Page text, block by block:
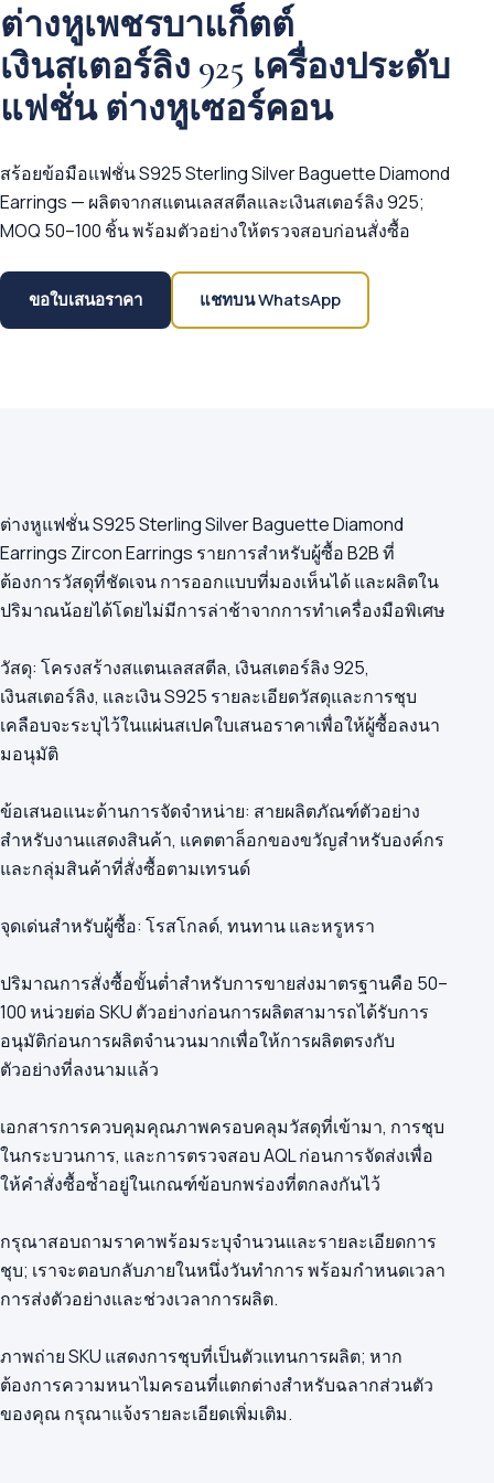
ต่างหูเพชรบาแก็ตต์
เงินสเตอร์ลิง 925 เครื่องประดับ
แฟชั่น ต่างหูเซอร์คอน
สร้อยข้อมือแฟชั่น S925 Sterling Silver Baguette Diamond
Earrings — ผลิตจากสแตนเลสสตีลและเงินสเตอร์ลิง 925;
MOQ 50–100 ชิ้น พร้อมตัวอย่างให้ตรวจสอบก่อนสั่งซื้อ
ขอใบเสนอราคา แชทบน WhatsApp
ต่างหูแฟชั่น S925 Sterling Silver Baguette Diamond
Earrings Zircon Earrings รายการสำหรับผู้ซื้อ B2B ที่
ต้องการวัสดุที่ชัดเจน การออกแบบที่มองเห็นได้ และผลิตใน
ปริมาณน้อยได้โดยไม่มีการล่าช้าจากการทำเครื่องมือพิเศษ
วัสดุ: โครงสร้างสแตนเลสสตีล, เงินสเตอร์ลิง 925,
เงินสเตอร์ลิง, และเงิน S925 รายละเอียดวัสดุและการชุบ
เคลือบจะระบุไว้ในแผ่นสเปคใบเสนอราคาเพื่อให้ผู้ซื้อลงนา
มอนุมัติ
ข้อเสนอแนะด้านการจัดจำหน่าย: สายผลิตภัณฑ์ตัวอย่าง
สำหรับงานแสดงสินค้า, แคตตาล็อกของขวัญสำหรับองค์กร
และกลุ่มสินค้าที่สั่งซื้อตามเทรนด์
จุดเด่นสำหรับผู้ซื้อ: โรสโกลด์, ทนทาน และหรูหรา
ปริมาณการสั่งซื้อขั้นต่ำสำหรับการขายส่งมาตรฐานคือ 50–
100 หน่วยต่อ SKU ตัวอย่างก่อนการผลิตสามารถได้รับการ
อนุมัติก่อนการผลิตจำนวนมากเพื่อให้การผลิตตรงกับ
ตัวอย่างที่ลงนามแล้ว
เอกสารการควบคุมคุณภาพครอบคลุมวัสดุที่เข้ามา, การชุบ
ในกระบวนการ, และการตรวจสอบ AQL ก่อนการจัดส่งเพื่อ
ให้คำสั่งซื้อซ้ำอยู่ในเกณฑ์ข้อบกพร่องที่ตกลงกันไว้
กรุณาสอบถามราคาพร้อมระบุจำนวนและรายละเอียดการ
ชุบ; เราจะตอบกลับภายในหนึ่งวันทำการ พร้อมกำหนดเวลา
การส่งตัวอย่างและช่วงเวลาการผลิต.
ภาพถ่าย SKU แสดงการชุบที่เป็นตัวแทนการผลิต; หาก
ต้องการความหนาไมครอนที่แตกต่างสำหรับฉลากส่วนตัว
ของคุณ กรุณาแจ้งรายละเอียดเพิ่มเติม.